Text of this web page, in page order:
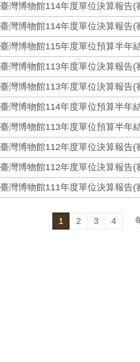
灣博物館114年度單位決算報告(
灣博物館114年度單位決算報告(
灣博物館115年度單位預算半年
灣博物館113年度單位決算報告(
灣博物館113年度單位決算報告(
灣博物館114年度單位預算半年
灣博物館113年度單位預算半年
灣博物館112年度單位決算報告(
灣博物館112年度單位決算報告(
灣博物館111年度單位決算報告(
1 2 3 4